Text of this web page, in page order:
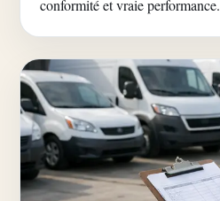
conformité et vraie performance.